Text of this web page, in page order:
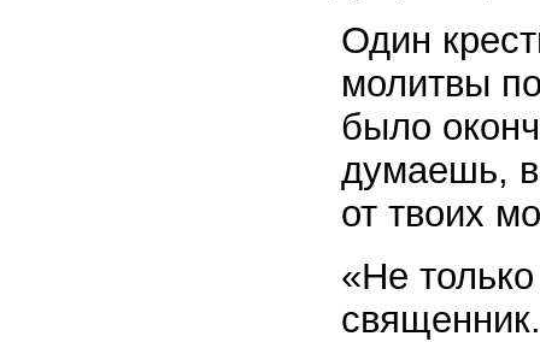
Один
молитвы
было
думаешь,
от твоих
«Не
священник.